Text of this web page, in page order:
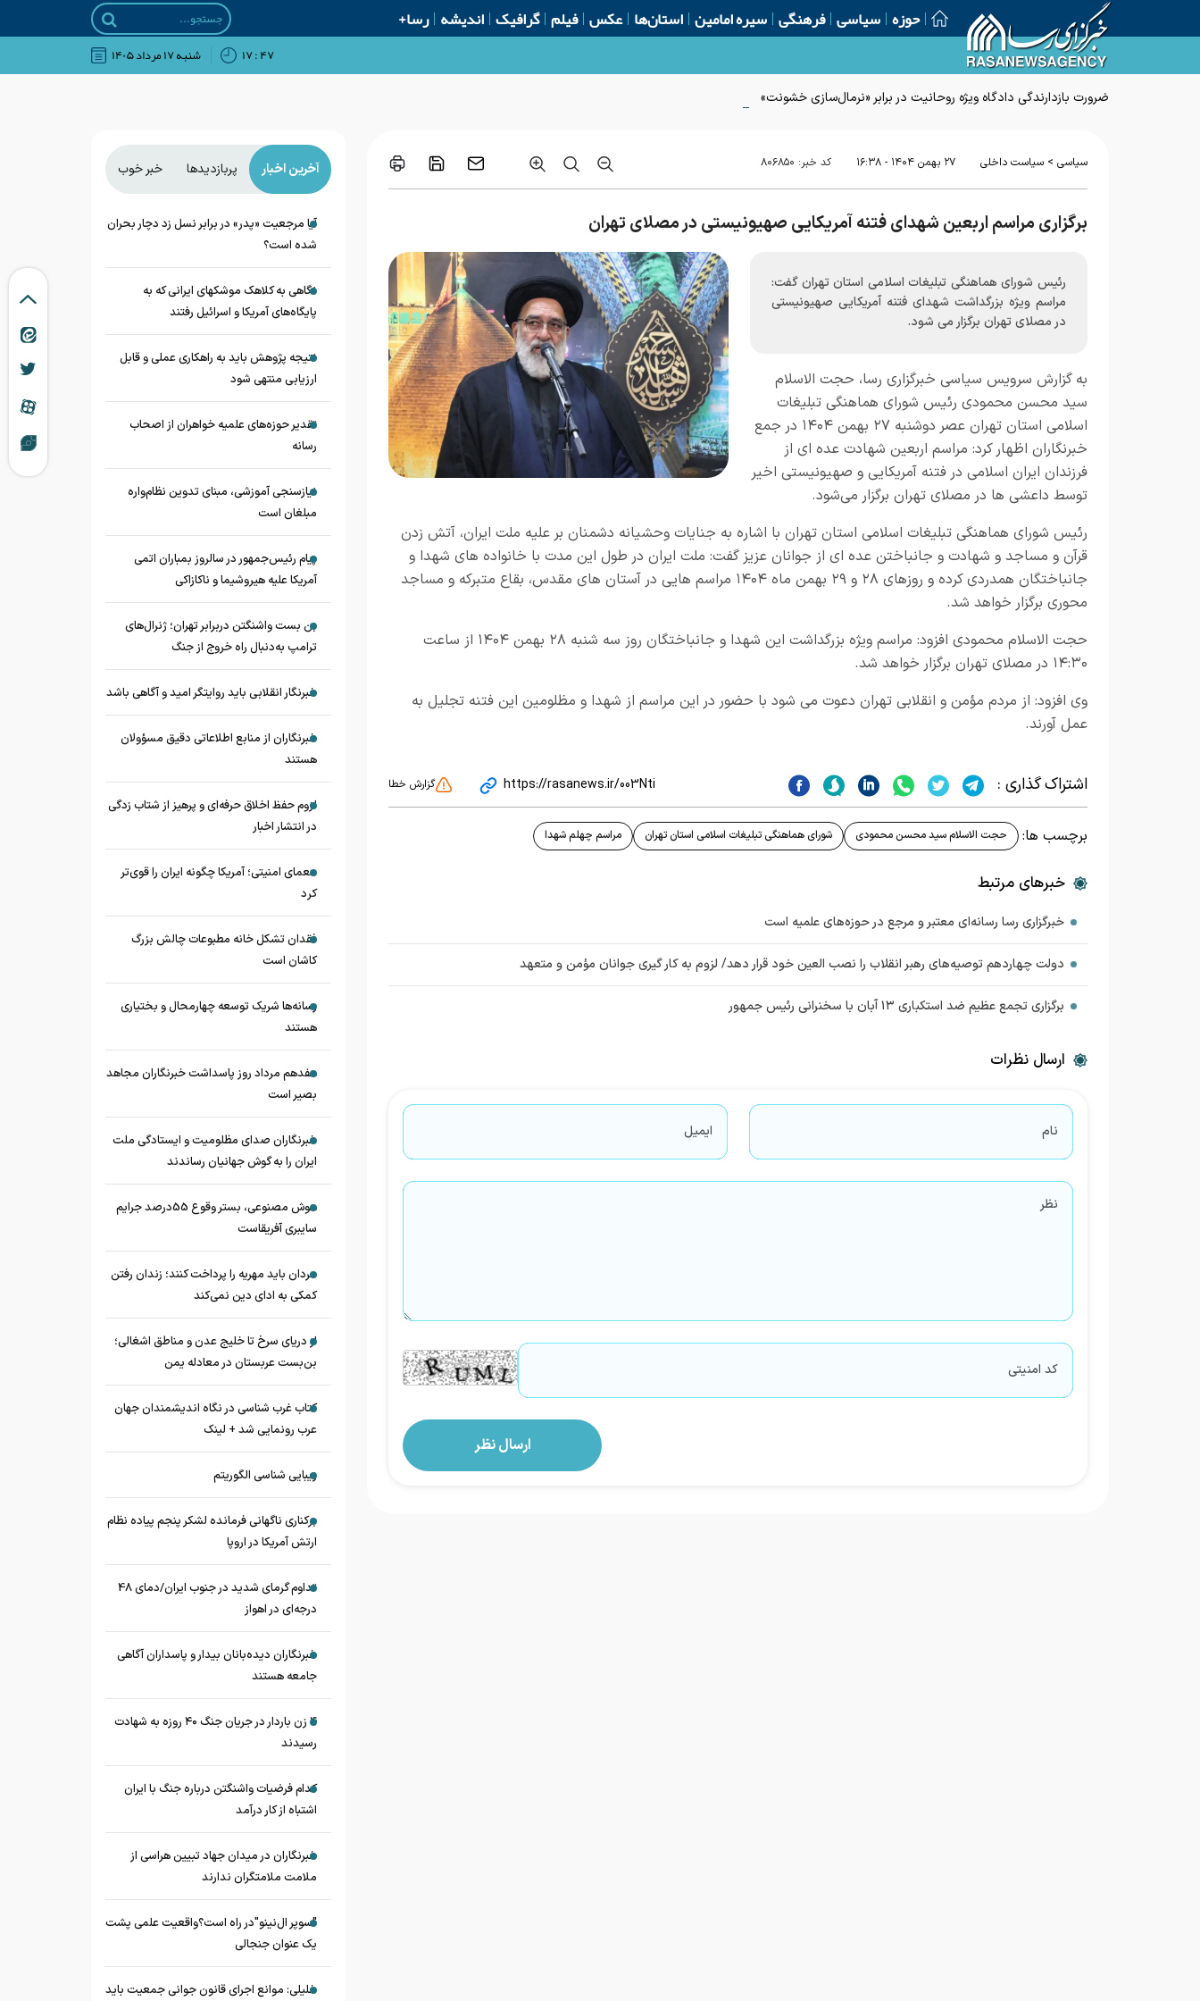
حوزه سیاسی فرهنگی سیره امامین استان‌ها عکس فیلم گرافیک اندیشه رسا+
۴۷ : ۱۷ شنبه ۱۷ مرداد ۱۴۰۵
ضرورت بازدارندگی دادگاه ویژه روحانیت در برابر «نرمال‌سازی خشونت»
سیاسی > سیاست داخلی ۲۷ بهمن ۱۴۰۴ - ۱۶:۳۸ کد خبر: ۸۰۶۸۵۰
برگزاری مراسم اربعین شهدای فتنه آمریکایی صهیونیستی در مصلای تهران
رئیس شورای هماهنگی تبلیغات اسلامی استان تهران گفت:
مراسم ویژه بزرگداشت شهدای فتنه آمریکایی صهیونیستی
در مصلای تهران برگزار می شود.
به گزارش سرویس سیاسی خبرگزاری رسا، حجت الاسلام
سید محسن محمودی رئیس شورای هماهنگی تبلیغات
اسلامی استان تهران عصر دوشنبه ۲۷ بهمن ۱۴۰۴ در جمع
خبرنگاران اظهار کرد: مراسم اربعین شهادت عده ای از
فرزندان ایران اسلامی در فتنه آمریکایی و صهیونیستی اخیر
توسط داعشی ها در مصلای تهران برگزار می‌شود.
رئیس شورای هماهنگی تبلیغات اسلامی استان تهران با اشاره به جنایات وحشیانه دشمنان بر علیه ملت ایران، آتش زدن
قرآن و مساجد و شهادت و جانباختن عده ای از جوانان عزیز گفت: ملت ایران در طول این مدت با خانواده های شهدا و
جانباختگان همدردی کرده و روزهای ۲۸ و ۲۹ بهمن ماه ۱۴۰۴ مراسم هایی در آستان های مقدس، بقاع متبرکه و مساجد
محوری برگزار خواهد شد.
حجت الاسلام محمودی افزود: مراسم ویژه بزرگداشت این شهدا و جانباختگان روز سه شنبه ۲۸ بهمن ۱۴۰۴ از ساعت
۱۴:۳۰ در مصلای تهران برگزار خواهد شد.
وی افزود: از مردم مؤمن و انقلابی تهران دعوت می شود با حضور در این مراسم از شهدا و مظلومین این فتنه تجلیل به
عمل آورند.
اشتراک گذاری : https://rasanews.ir/003Nti گزارش خطا
برچسب ها: حجت الاسلام سید محسن محمودی شورای هماهنگی تبلیغات اسلامی استان تهران مراسم چهلم شهدا
خبرهای مرتبط
خبرگزاری رسا رسانه‌ای معتبر و مرجع در حوزه‌های علمیه است
دولت چهاردهم توصیه‌های رهبر انقلاب را نصب العین خود قرار دهد/ لزوم به کار گیری جوانان مؤمن و متعهد
برگزاری تجمع عظیم ضد استکباری ۱۳ آبان با سخنرانی رئیس جمهور
ارسال نظرات
آخرین اخبار پربازدیدها خبر خوب
آیا مرجعیت «پدر» در برابر نسل زد دچار بحران
شده است؟
نگاهی به کلاهک‎ موشک‎های ایرانی که به
پایگاه‌های آمریکا و اسرائیل رفتند
نتیجه پژوهش باید به راهکاری عملی و قابل
ارزیابی منتهی شود
تقدیر حوزه‌های علمیه خواهران از اصحاب
رسانه
نیازسنجی آموزشی، مبنای تدوین نظام‌واره
مبلغان است
پیام رئیس‌جمهور در سالروز بمباران اتمی
آمریکا علیه هیروشیما و ناکازاکی
بن بست واشنگتن دربرابر تهران؛ ژنرال‌های
ترامپ به‌دنبال راه خروج از جنگ
خبرنگار انقلابی باید روایتگر امید و آگاهی باشد
خبرنگاران از منابع اطلاعاتی دقیق مسؤولان
هستند
لزوم حفظ اخلاق حرفه‌ای و پرهیز از شتاب زدگی
در انتشار اخبار
معمای امنیتی؛ آمریکا چگونه ایران را قوی‌تر
کرد
فقدان تشکل خانه مطبوعات چالش بزرگ
کاشان است
رسانه‌ها شریک توسعه چهارمحال و بختیاری
هستند
هفدهم مرداد روز پاسداشت خبرنگاران مجاهد
بصیر است
خبرنگاران صدای مظلومیت و ایستادگی ملت
ایران را به گوش جهانیان رساندند
هوش مصنوعی، بستر وقوع 55درصد جرایم
سایبری آفریقاست
مردان باید مهریه را پرداخت کنند؛ زندان رفتن
کمکی به ادای دین نمی‌کند
از دریای سرخ تا خلیج عدن و مناطق اشغالی؛
بن‌بست عربستان در معادله یمن
کتاب غرب شناسی در نگاه اندیشمندان جهان
عرب رونمایی شد + لینک
زیبایی شناسی الگوریتم
برکناری ناگهانی فرمانده لشکر پنجم پیاده‌ نظام
ارتش آمریکا در اروپا
تداوم گرمای شدید در جنوب ایران/دمای 48
درجه‌ای در اهواز
خبرنگاران دیده‌بانان بیدار و پاسداران آگاهی
جامعه هستند
۴ زن باردار در جریان جنگ ۴۰ روزه به شهادت
رسیدند
کدام فرضیات واشنگتن درباره جنگ با ایران
اشتباه از کار درآمد
خبرنگاران در میدان جهاد تبیین هراسی از
ملامت ملامتگران ندارند
"سوپر ال‌نینو"در راه است؟واقعیت علمی پشت
یک عنوان جنجالی
خلیلی: موانع اجرای قانون جوانی جمعیت باید